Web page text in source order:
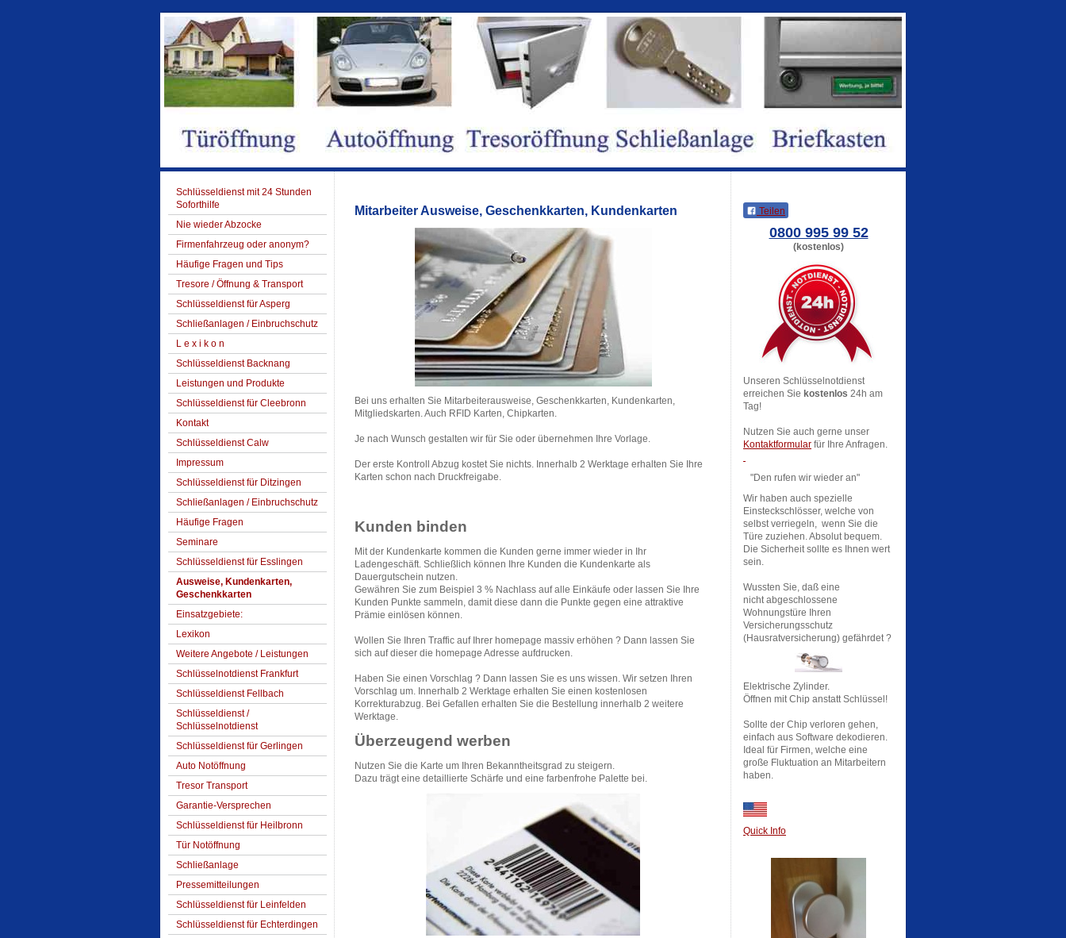
Schlüsseldienst mit 24 Stunden
Soforthilfe
Nie wieder Abzocke
Firmenfahrzeug oder anonym?
Häufige Fragen und Tips
Tresore / Öffnung & Transport
Schlüsseldienst für Asperg
Schließanlagen / Einbruchschutz
L e x i k o n
Schlüsseldienst Backnang
Leistungen und Produkte
Schlüsseldienst für Cleebronn
Kontakt
Schlüsseldienst Calw
Impressum
Schlüsseldienst für Ditzingen
Schließanlagen / Einbruchschutz
Häufige Fragen
Seminare
Schlüsseldienst für Esslingen
Ausweise, Kundenkarten,
Geschenkkarten
Einsatzgebiete:
Lexikon
Weitere Angebote / Leistungen
Schlüsselnotdienst Frankfurt
Schlüsseldienst Fellbach
Schlüsseldienst /
Schlüsselnotdienst
Schlüsseldienst für Gerlingen
Auto Notöffnung
Tresor Transport
Garantie-Versprechen
Schlüsseldienst für Heilbronn
Tür Notöffnung
Schließanlage
Pressemitteilungen
Schlüsseldienst für Leinfelden
Schlüsseldienst für Echterdingen
Mitarbeiter Ausweise, Geschenkkarten, Kundenkarten
Bei uns erhalten Sie Mitarbeiterausweise, Geschenkkarten, Kundenkarten,
Mitgliedskarten. Auch RFID Karten, Chipkarten.
Je nach Wunsch gestalten wir für Sie oder übernehmen Ihre Vorlage.
Der erste Kontroll Abzug kostet Sie nichts. Innerhalb 2 Werktage erhalten Sie Ihre
Karten schon nach Druckfreigabe.
Kunden binden
Mit der Kundenkarte kommen die Kunden gerne immer wieder in Ihr
Ladengeschäft. Schließlich können Ihre Kunden die Kundenkarte als
Dauergutschein nutzen.
Gewähren Sie zum Beispiel 3 % Nachlass auf alle Einkäufe oder lassen Sie Ihre
Kunden Punkte sammeln, damit diese dann die Punkte gegen eine attraktive
Prämie einlösen können.
Wollen Sie Ihren Traffic auf Ihrer homepage massiv erhöhen ? Dann lassen Sie
sich auf dieser die homepage Adresse aufdrucken.
Haben Sie einen Vorschlag ? Dann lassen Sie es uns wissen. Wir setzen Ihren
Vorschlag um. Innerhalb 2 Werktage erhalten Sie einen kostenlosen
Korrekturabzug. Bei Gefallen erhalten Sie die Bestellung innerhalb 2 weitere
Werktage.
Überzeugend werben
Nutzen Sie die Karte um Ihren Bekanntheitsgrad zu steigern.
Dazu trägt eine detaillierte Schärfe und eine farbenfrohe Palette bei.
Teilen
0800 995 99 52
(kostenlos)
Unseren Schlüsselnotdienst
erreichen Sie kostenlos 24h am
Tag!
Nutzen Sie auch gerne unser
Kontaktformular für Ihre Anfragen.
"Den rufen wir wieder an"
Wir haben auch spezielle
Einsteckschlösser, welche von
selbst verriegeln, wenn Sie die
Türe zuziehen. Absolut bequem.
Die Sicherheit sollte es Ihnen wert
sein.
Wussten Sie, daß eine
nicht abgeschlossene
Wohnungstüre Ihren
Versicherungsschutz
(Hausratversicherung) gefährdet ?
Elektrische Zylinder.
Öffnen mit Chip anstatt Schlüssel!
Sollte der Chip verloren gehen,
einfach aus Software dekodieren.
Ideal für Firmen, welche eine
große Fluktuation an Mitarbeitern
haben.
Quick Info